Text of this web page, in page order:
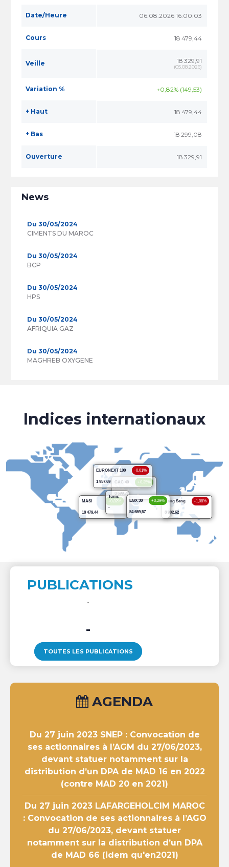
Date/Heure 06.08.2026 16:00:03
Cours 18 479,44
Veille 18 329,91
(05.08.2026)
Variation % +0,82% (149,53)
+ Haut 18 479,44
+ Bas 18 299,08
Ouverture 18 329,91
News
Du 30/05/2024
CIMENTS DU MAROC
Du 30/05/2024
BCP
Du 30/05/2024
HPS
Du 30/05/2024
AFRIQUIA GAZ
Du 30/05/2024
MAGHREB OXYGENE
Indices internationaux
CAC 40 +0,35%
8 699,71
EURONEXT 100 -0,01%
1 957,69
MASI +0,82%
18 479,44
Hang Seng -1,08%
8 902,62
Tunis -
-
EGX 30 +0,29%
54 659,57
PUBLICATIONS
-
TOUTES LES PUBLICATIONS
AGENDA
Du 27 juin 2023SNEP : Convocation de
ses actionnaires à l’AGM du 27/06/2023,
devant statuer notamment sur la
distribution d’un DPA de MAD 16 en 2022
(contre MAD 20 en 2021)
Du 27 juin 2023LAFARGEHOLCIM MAROC
: Convocation de ses actionnaires à l’AGO
du 27/06/2023, devant statuer
notamment sur la distribution d’un DPA
de MAD 66 (idem qu'en2021)